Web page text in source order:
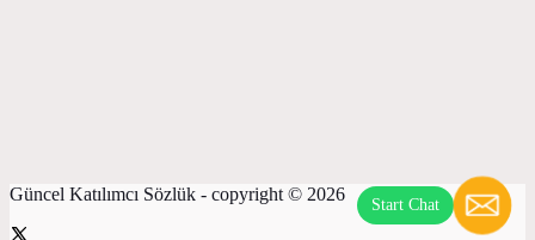
Güncel Katılımcı Sözlük - copyright © 2026